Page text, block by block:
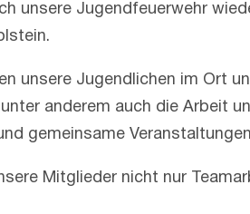
unsere Jugendfeuerwehr
unsere Jugendlichen im Ort
anderem auch die Arbeit
gemeinsame
Mitglieder nicht nur